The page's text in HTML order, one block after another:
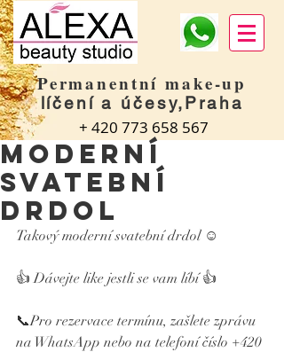
Permanentní make-up
líčení a účesy,Praha
+ 420 773 658 567
Moderní
svatební
drdol
Takový moderní svatební drdol ☺️
👍 Dávejte like jestli se vam líbí 👍
📞Pro rezervace termínu, zašlete zprávu
na WhatsApp nebo na telefoní číslo +420